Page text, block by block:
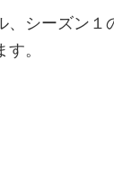
シーズン１
。